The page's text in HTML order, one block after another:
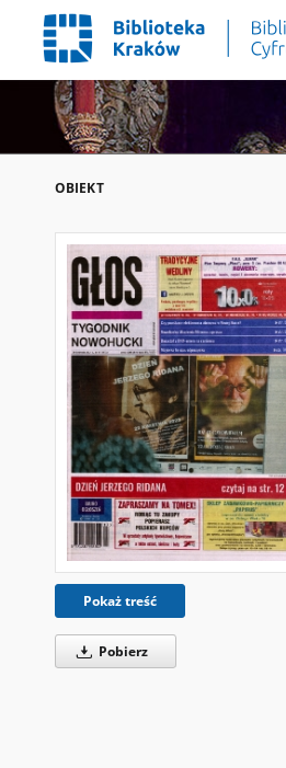
OBIEKT
Pokaż treść
Pobierz